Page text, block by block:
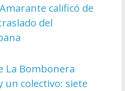
calificó de
del
La Bombonera
colectivo: siete